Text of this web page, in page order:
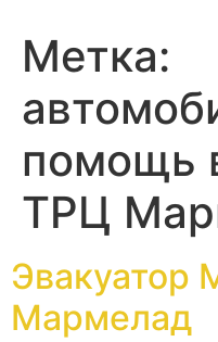
Метка:
помощь
ТРЦ
Эвакуатор
Мармелад